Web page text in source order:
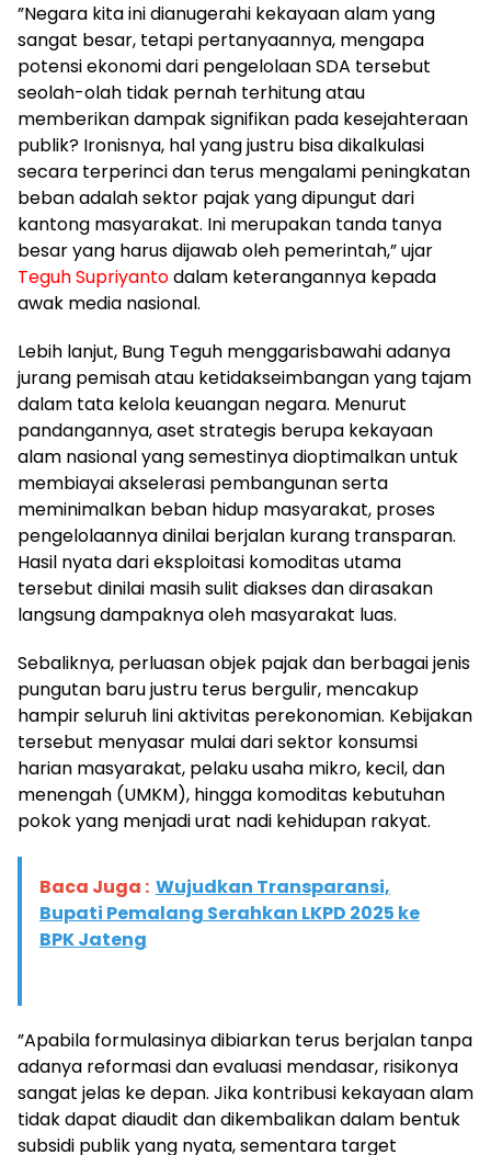
​”Negara kita ini dianugerahi kekayaan alam yang
sangat besar, tetapi pertanyaannya, mengapa
potensi ekonomi dari pengelolaan SDA tersebut
seolah-olah tidak pernah terhitung atau
memberikan dampak signifikan pada kesejahteraan
publik? Ironisnya, hal yang justru bisa dikalkulasi
secara terperinci dan terus mengalami peningkatan
beban adalah sektor pajak yang dipungut dari
kantong masyarakat. Ini merupakan tanda tanya
besar yang harus dijawab oleh pemerintah,” ujar
Teguh Supriyantodalam keterangannya kepada
awak media nasional.
​Lebih lanjut, Bung Teguh menggarisbawahi adanya
jurang pemisah atau ketidakseimbangan yang tajam
dalam tata kelola keuangan negara. Menurut
pandangannya, aset strategis berupa kekayaan
alam nasional yang semestinya dioptimalkan untuk
membiayai akselerasi pembangunan serta
meminimalkan beban hidup masyarakat, proses
pengelolaannya dinilai berjalan kurang transparan.
Hasil nyata dari eksploitasi komoditas utama
tersebut dinilai masih sulit diakses dan dirasakan
langsung dampaknya oleh masyarakat luas.
​Sebaliknya, perluasan objek pajak dan berbagai jenis
pungutan baru justru terus bergulir, mencakup
hampir seluruh lini aktivitas perekonomian. Kebijakan
tersebut menyasar mulai dari sektor konsumsi
harian masyarakat, pelaku usaha mikro, kecil, dan
menengah (UMKM), hingga komoditas kebutuhan
pokok yang menjadi urat nadi kehidupan rakyat.
Baca Juga : Wujudkan Transparansi,
Bupati Pemalang Serahkan LKPD 2025 ke
BPK Jateng
​”Apabila formulasinya dibiarkan terus berjalan tanpa
adanya reformasi dan evaluasi mendasar, risikonya
sangat jelas ke depan. Jika kontribusi kekayaan alam
tidak dapat diaudit dan dikembalikan dalam bentuk
subsidi publik yang nyata, sementara target